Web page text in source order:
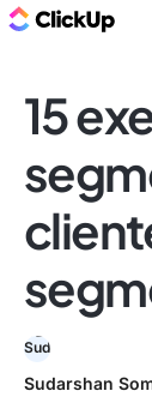
15
Sudarshan